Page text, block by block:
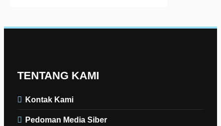
TENTANG KAMI
Kontak Kami
Pedoman Media Siber